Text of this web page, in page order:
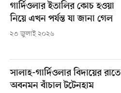
গার্দিওলার ইতালির কোচ হওয়া
নিয়ে এখন পর্যন্ত যা জানা গেল
২৩ জুলাই ২০২৬
সালাহ-গার্দিওলার বিদায়ের রাতে
অবনমন বাঁচাল টটেনহাম